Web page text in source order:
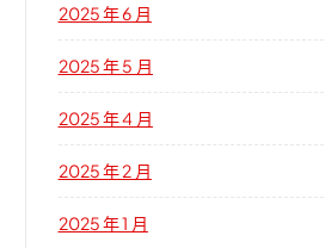
2025 年 6 月
2025 年 5 月
2025 年 4 月
2025 年 2 月
2025 年 1 月